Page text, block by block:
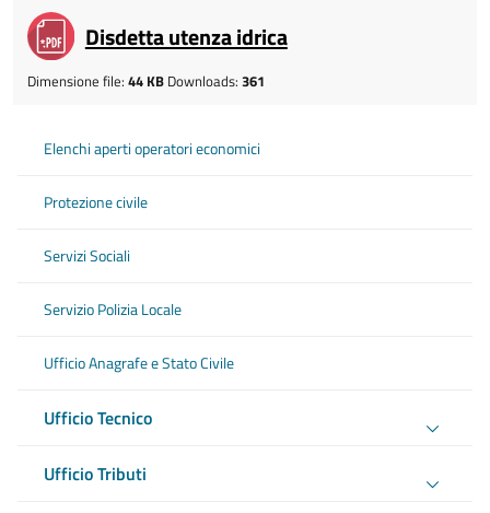
Disdetta utenza idrica
Dimensione file: 44 KB Downloads: 361
Elenchi aperti operatori economici
Protezione civile
Servizi Sociali
Servizio Polizia Locale
Ufficio Anagrafe e Stato Civile
Ufficio Tecnico
Ufficio Tributi